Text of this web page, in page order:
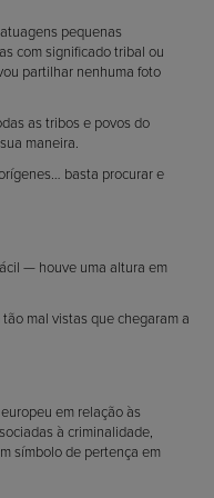
pequenas
com significado tribal ou
partilhar nenhuma foto
as tribos e povos do
maneira.
basta procurar e
— houve uma altura em
mal vistas que chegaram a
em relação às
à criminalidade,
símbolo de pertença em